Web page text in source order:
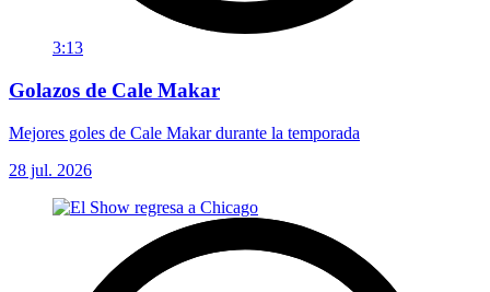
3:13
Golazos de Cale Makar
Mejores goles de Cale Makar durante la temporada
28 jul. 2026